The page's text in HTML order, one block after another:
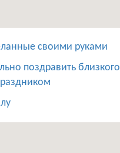
своими руками
поздравить близкого